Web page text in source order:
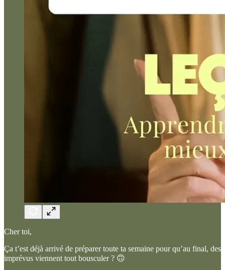
Cher toi,
Ça t’est déjà arrivé de préparer toute ta semaine pour qu’au final, des
imprévus viennent tout bousculer ? 🙃